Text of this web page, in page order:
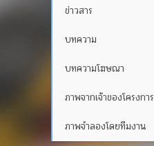
ข่าวสาร
บทความ
บทความโฆษณา
ภาพจากเจ้าของโครงการ
ภาพจำลองโดยทีมงาน